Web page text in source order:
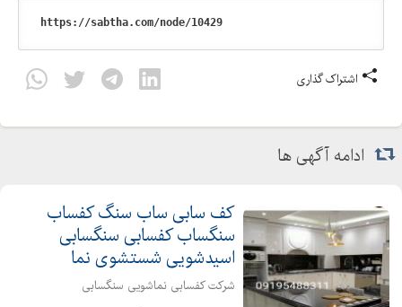
اشتراک گذاری
ادامه آگهی ها
کف سابی ساب سنگ کفساب
سنگساب کفسابی سنگسابی
اسیدشویی شستشوی نما
شرکت کفسابی نماشویی سنگسابی